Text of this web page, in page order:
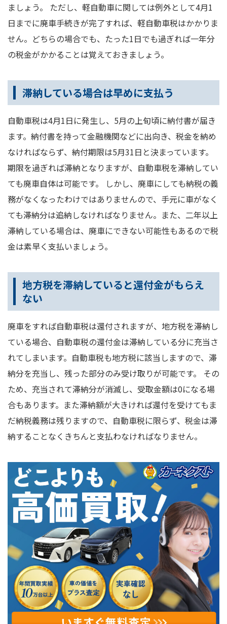
ましょう。 ただし、軽自動車に関しては例外として4月1
日までに廃車手続きが完了すれば、軽自動車税はかかりま
せん。どちらの場合でも、たった1日でも過ぎれば一年分
の税金がかかることは覚えておきましょう。
滞納している場合は早めに支払う
自動車税は4月1日に発生し、5月の上旬頃に納付書が届き
ます。納付書を持って金融機関などに出向き、税金を納め
なければならず、納付期限は5月31日と決まっています。
期限を過ぎれば滞納となりますが、自動車税を滞納してい
ても廃車自体は可能です。 しかし、廃車にしても納税の義
務がなくなったわけではありませんので、手元に車がなく
ても滞納分は追納しなければなりません。また、二年以上
滞納している場合は、廃車にできない可能性もあるので税
金は素早く支払いましょう。
地方税を滞納していると還付金がもらえ
ない
廃車をすれば自動車税は還付されますが、地方税を滞納し
ている場合、自動車税の還付金は滞納している分に充当さ
れてしまいます。自動車税も地方税に該当しますので、滞
納分を充当し、残った部分のみ受け取りが可能です。 その
ため、充当されて滞納分が消滅し、受取金額は0になる場
合もあります。また滞納額が大きければ還付を受けてもま
だ納税義務は残りますので、自動車税に限らず、税金は滞
納することなくきちんと支払わなければなりません。